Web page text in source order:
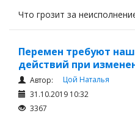
Что грозит за
Перемен требуют
действий при
Автор:
Цой Наталья
31.10.2019 10:32
3367